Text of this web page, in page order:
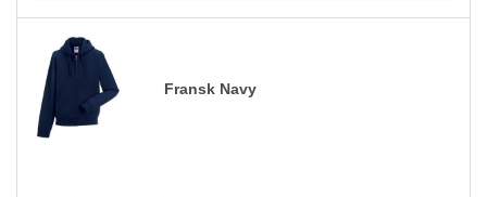
Fransk Navy